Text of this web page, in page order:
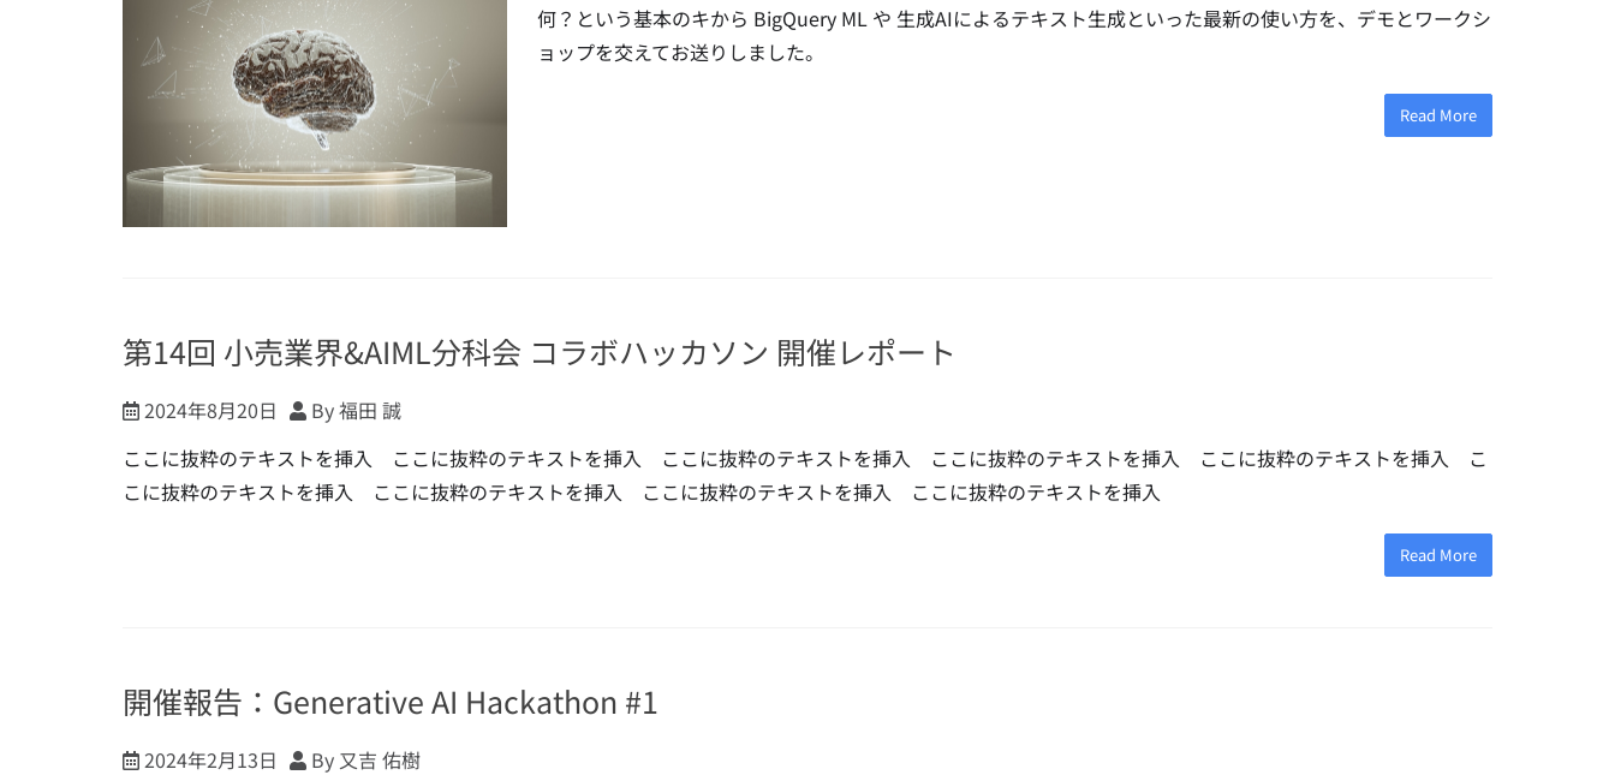
何？という基本のキから BigQuery ML や 生成AIによるテキスト生成といった最新の使い方を、デモとワークシ
ョップを交えてお送りしました。
Read More
第14回 小売業界&AIML分科会 コラボハッカソン 開催レポート
2024年8月20日
By 福田 誠
ここに抜粋のテキストを挿入 ここに抜粋のテキストを挿入 ここに抜粋のテキストを挿入 ここに抜粋のテキストを挿入 ここに抜粋のテキストを挿入 こ
こに抜粋のテキストを挿入 ここに抜粋のテキストを挿入 ここに抜粋のテキストを挿入 ここに抜粋のテキストを挿入
Read More
開催報告：Generative AI Hackathon #1
2024年2月13日
By 又吉 佑樹